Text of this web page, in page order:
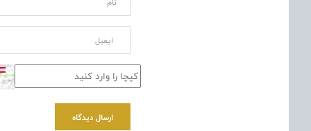
ارسال دیدگاه